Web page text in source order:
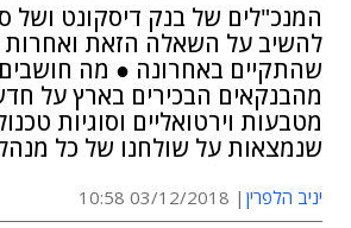
המנכ"לים של בנק דיסקונט ושל
להשיב על השאלה הזאת ואחרות
שהתקיים באחרונה ● מה חושבים
מהבנקאים הבכירים בארץ על
מטבעות וירטואליים וסוגיות
שנמצאות על שולחנו של כל
יניב הלפרין 03/12/2018 10:58